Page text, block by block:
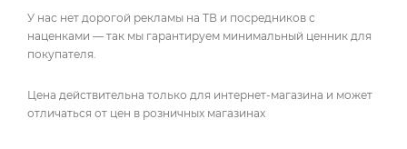
У нас нет дорогой рекламы на ТВ и посредников с
наценками — так мы гарантируем минимальный ценник для
покупателя.
Цена действительна только для интернет-магазина и может
отличаться от цен в розничных магазинах